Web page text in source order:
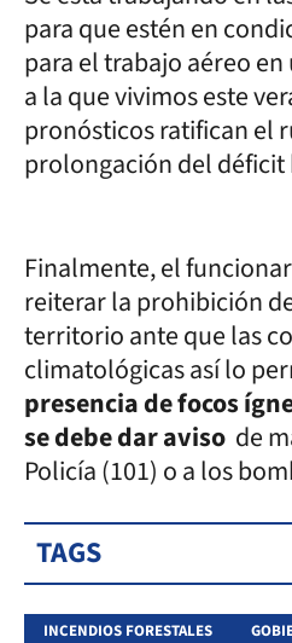
para que estén en
para el trabajo aéreo
a la que vivimos este
pronósticos ratifican el
prolongación del
Finalmente, el
reiterar la prohibición
territorio ante que las
climatológicas así lo
presencia de focos
se debe dar aviso de
Policía (101) o a los
TAGS
INCENDIOS FORESTALES